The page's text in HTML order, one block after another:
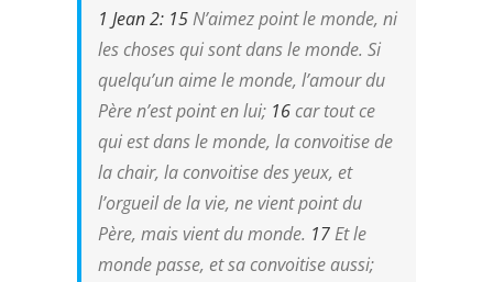
1 Jean 2: 15N’aimez point le monde, ni
les choses qui sont dans le monde. Si
quelqu’un aime le monde, l’amour du
Père n’est point en lui; 16car tout ce
qui est dans le monde, la convoitise de
la chair, la convoitise des yeux, et
l’orgueil de la vie, ne vient point du
Père, mais vient du monde. 17Et le
monde passe, et sa convoitise aussi;